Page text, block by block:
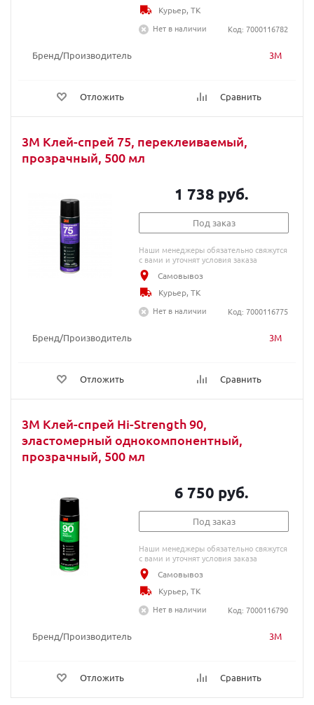
Бренд/Производитель 3M
Отложить Сравнить
Курьер, ТК
Нет в наличии
Код: 7000116782
3M Клей-спрей 75, переклеиваемый,
прозрачный, 500 мл
Бренд/Производитель 3M
Отложить Сравнить
1 738 руб.
Под заказ
Наши менеджеры обязательно свяжутся
с вами и уточнят условия заказа
Самовывоз
Курьер, ТК
Нет в наличии
Код: 7000116775
3M Клей-спрей Hi-Strength 90,
эластомерный однокомпонентный,
прозрачный, 500 мл
Бренд/Производитель 3M
Отложить Сравнить
6 750 руб.
Под заказ
Наши менеджеры обязательно свяжутся
с вами и уточнят условия заказа
Самовывоз
Курьер, ТК
Нет в наличии
Код: 7000116790